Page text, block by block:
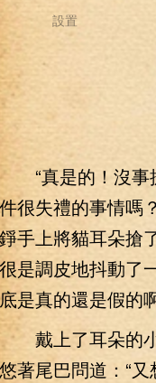
設置
“真是的！沒事抓
件很失禮的事情嗎
錚手上將貓耳朵搶
很是調皮地抖動了
底是真的還是假的
戴上了耳朵的小
悠著尾巴問道：“